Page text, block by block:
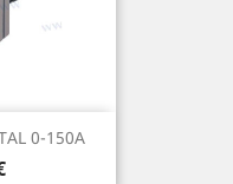
0-150A